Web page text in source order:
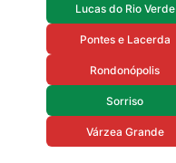
Lucas do Rio Verde
Pontes e Lacerda
Rondonópolis
Sorriso
Várzea Grande